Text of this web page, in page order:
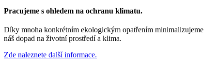
Pracujeme s ohledem na ochranu klimatu.
Díky mnoha konkrétním ekologickým opatřením minimalizujeme
náš dopad na životní prostředí a klima.
Zde naleznete další informace.